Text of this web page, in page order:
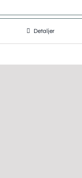
Detaljer